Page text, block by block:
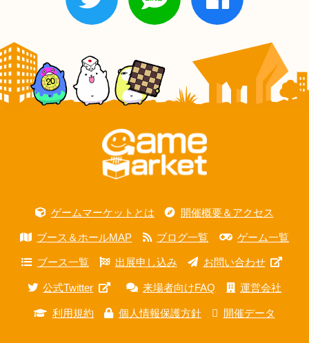
ゲームマーケットとは 開催概要＆アクセス
ブース＆ホールMAP ブログ一覧 ゲーム一覧
ブース一覧 出展申し込み お問い合わせ
公式Twitter 来場者向けFAQ 運営会社
利用規約 個人情報保護方針 開催データ